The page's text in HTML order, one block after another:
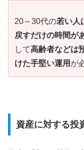
20～30代の若い人
戻すだけの時間が
して高齢者などは
けた手堅い運用 が
資産に対する投